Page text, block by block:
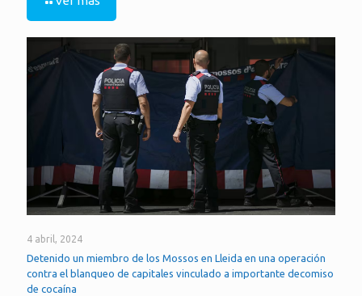
4 abril, 2024
Detenido un miembro de los Mossos en Lleida en una operación
contra el blanqueo de capitales vinculado a importante decomiso
de cocaína